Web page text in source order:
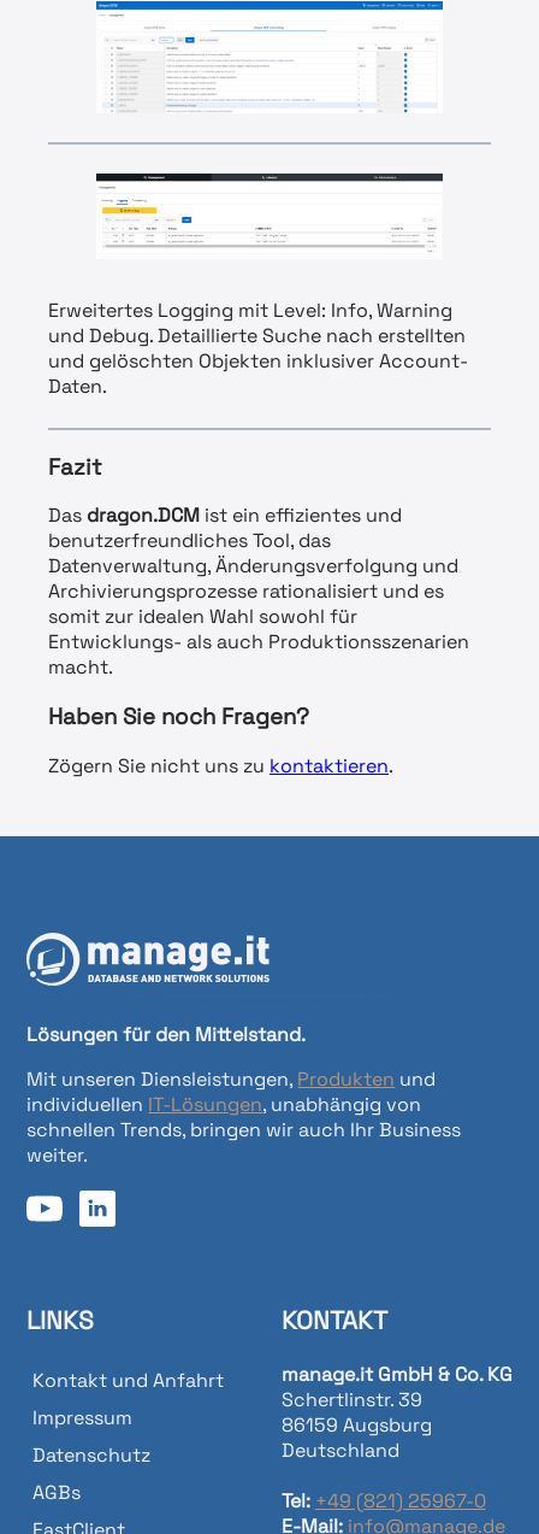
Erweitertes Logging mit Level: Info, Warning
und Debug. Detaillierte Suche nach erstellten
und gelöschten Objekten inklusiver Account-
Daten.
Fazit
Das dragon.DCM ist ein effizientes und
benutzerfreundliches Tool, das
Datenverwaltung, Änderungsverfolgung und
Archivierungsprozesse rationalisiert und es
somit zur idealen Wahl sowohl für
Entwicklungs- als auch Produktionsszenarien
macht.
Haben Sie noch Fragen?
Zögern Sie nicht uns zu kontaktieren.
Lösungen für den Mittelstand.
Mit unseren Diensleistungen, Produkten und
individuellen IT-Lösungen, unabhängig von
schnellen Trends, bringen wir auch Ihr Business
weiter.
LINKS
Kontakt und Anfahrt
Impressum
Datenschutz
AGBs
KONTAKT
manage.it GmbH & Co. KG
Schertlinstr. 39
86159 Augsburg
Deutschland
Tel: +49 (821) 25967-0
E-Mail: info@manage.de